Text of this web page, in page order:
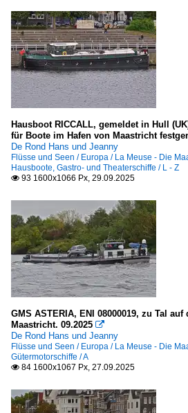
Hausboot RICCALL, gemeldet in Hull
für Boote im Hafen von Maastricht
De Rond Hans und Jeanny
Flüsse und Seen / Europa / La Meuse - Die
Hausboote, Gastro- und Theaterschiffe / L - Z
 93 1600x1066 Px, 29.09.2025
GMS ASTERIA, ENI 08000019, zu Tal
Maastricht. 09.2025 
De Rond Hans und Jeanny
Flüsse und Seen / Europa / La Meuse - Die
Gütermotorschiffe / A
 84 1600x1067 Px, 27.09.2025